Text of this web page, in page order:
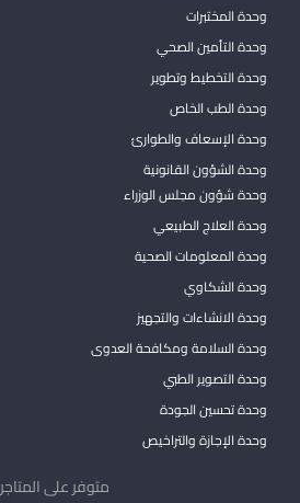
وحدة المختبرات
وحدة التأمين الصحي
وحدة التخطيط وتطوير
وحدة الطب الخاص
وحدة الإسعاف والطوارئ
وحدة الشؤون القانونية
وحدة شؤون مجلس الوزراء
وحدة العلاج الطبيعي
وحدة المعلومات الصحية
وحدة الشكاوي
وحدة الانشاءات والتجهيز
وحدة السلامة ومكافحة العدوى
وحدة التصوير الطبي
وحدة تحسين الجودة
وحدة الإجازة والتراخيص
متوفر على المتاجر